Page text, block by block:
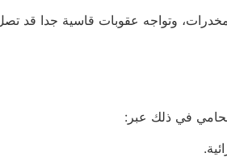
وتواجه عقوبات قاسية جدا قد تصل
في ذلك عبر: